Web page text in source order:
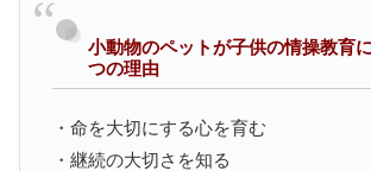
小動物のペットが子供の情操教育
つの理由
・命を大切にする心を育む
・継続の大切さを知る